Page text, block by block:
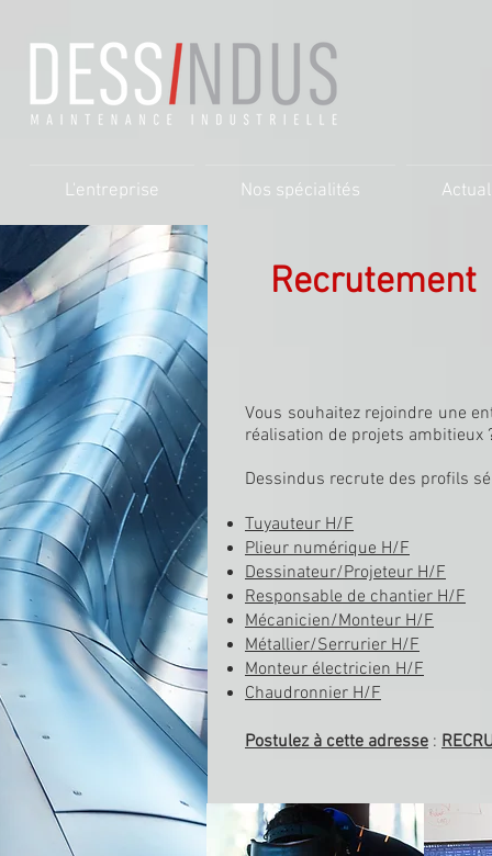
L'entreprise Nos spécialités
Recrutement
Vous souhaitez rejoindre une
réalisation de projets ambitieux
Dessindus recrute des profils
Tuyauteur H/F
Plieur numérique H/F
Dessinateur/Projeteur H/F
Responsable de chantier H/F
Mécanicien/Monteur H/F
Métallier/SerrurierH/F
Monteur électricienH/F
ChaudronnierH/F
Postulez à cette adresse :